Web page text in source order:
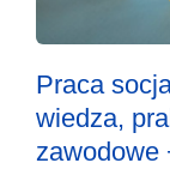
Praca
wiedza,
zawodowe